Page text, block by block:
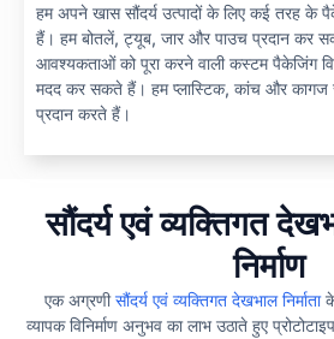
हम अपने खास सौंदर्य उत्पादों के लिए कई तरह के
हैं। हम बोतलें, ट्यूब, जार और पाउच प्रदान कर
आवश्यकताओं को पूरा करने वाली कस्टम पैकेजिंग
मदद कर सकते हैं। हम प्लास्टिक, कांच और कागज
प्रदान करते हैं।
सौंदर्य एवं व्यक्तिगत
निर्माण
एक अग्रणीसौंदर्य एवं व्यक्तिगत देखभाल निर्माताके
व्यापक विनिर्माण अनुभव का लाभ उठाते हुए